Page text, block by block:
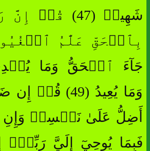
شَهِيدٞ (47)
جَآءَ ٱلۡحَقُّ وَمَا
وَمَا يُعِيدُ (49)
أَضِلُّ عَلَىٰ نَفۡسِيۖ
فَبِمَا يُوحِيٓ إِلَيَّ رَبِّيٓۚ